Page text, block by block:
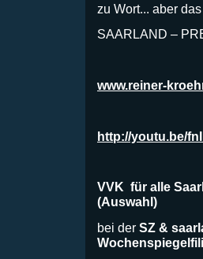
zu Wort... aber
SAARLAND –
www.reiner-
http://youtu.be/
VVK für alle
(Auswahl)
bei der SZ &